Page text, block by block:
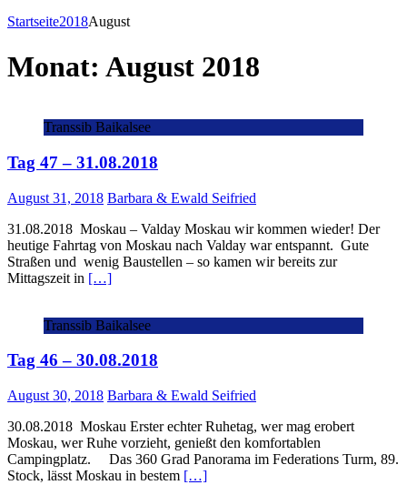
Startseite2018August
Monat: August 2018
Transsib Baikalsee
Tag 47 – 31.08.2018
August 31, 2018 Barbara & Ewald Seifried
31.08.2018 Moskau – Valday Moskau wir kommen wieder! Der
heutige Fahrtag von Moskau nach Valday war entspannt. Gute
Straßen und wenig Baustellen – so kamen wir bereits zur
Mittagszeit in […]
Transsib Baikalsee
Tag 46 – 30.08.2018
August 30, 2018 Barbara & Ewald Seifried
30.08.2018 Moskau Erster echter Ruhetag, wer mag erobert
Moskau, wer Ruhe vorzieht, genießt den komfortablen
Campingplatz. Das 360 Grad Panorama im Federations Turm, 89.
Stock, lässt Moskau in bestem […]